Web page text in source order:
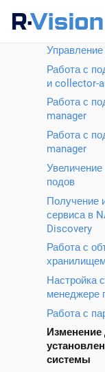
Мониторинг
Управление
Работа с
и collector-
Работа с
manager
Работа с
manager
подов
Получение
сервиса в
Discovery
Работа с
Настройка
менеджере
Работа с
системы